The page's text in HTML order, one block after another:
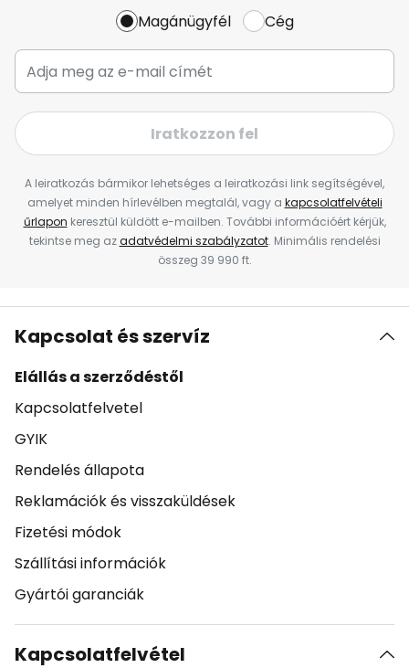
Magánügyfél Cég
Iratkozzon fel
A leiratkozás bármikor lehetséges a leiratkozási link segítségével,
amelyet minden hírlevélben megtalál, vagy a kapcsolatfelvételi
űrlapon keresztül küldött e-mailben. További információért kérjük,
tekintse meg azadatvédelmi szabályzatot. Minimális rendelési
összeg 39 990 ft.
Kapcsolat és szervíz
Elállás a szerződéstől
Kapcsolatfelvetel
GYIK
Rendelés állapota
Reklamációk és visszaküldések
Fizetési módok
Szállítási információk
Gyártói garanciák
Kapcsolatfelvétel